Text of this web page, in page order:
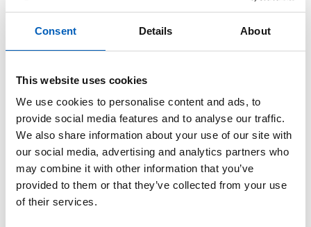
Consent Details About
This website uses cookies
We use cookies to personalise content and ads, to
provide social media features and to analyse our traffic.
We also share information about your use of our site with
our social media, advertising and analytics partners who
may combine it with other information that you’ve
provided to them or that they’ve collected from your use
of their services.
vegar, energi og digital teknologi, og over 99
infrastrukturen mot naturhendingar som skred og
Næringslivet og industrien i Norge har over fleire
år tilpassa seg i ei meir berekraftig retning.
I 2025 utgjorde elbilar 32 prosent av alle
personbilar i landet, mot under fire prosent i 2016.
Dette syner at straum gradvis tar over for bensin og